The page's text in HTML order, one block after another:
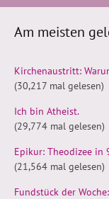
Am meisten
Kirchenaustritt:
(30,217 mal gelesen)
Ich bin Atheist.
(29,774 mal gelesen)
Epikur: Theodizee in
(21,564 mal gelesen)
Fundstück der